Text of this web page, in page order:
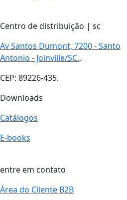
Centro de distribuição | sc
Av Santos Dumont, 7200 - Santo
Antonio - Joinville/SC.,
CEP: 89226-435.
Downloads
Catálogos
E-books
entre em contato
Área do Cliente B2B